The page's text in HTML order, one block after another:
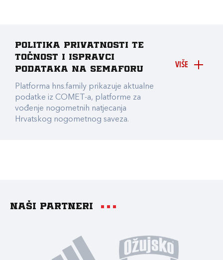
VIŠE
Politika privatnosti te
točnost i ispravci
podataka na Semaforu
Platforma hns.family prikazuje aktualne
podatke iz COMET-a, platforme za
vođenje nogometnih natjecanja
Hrvatskog nogometnog saveza.
Naši partneri